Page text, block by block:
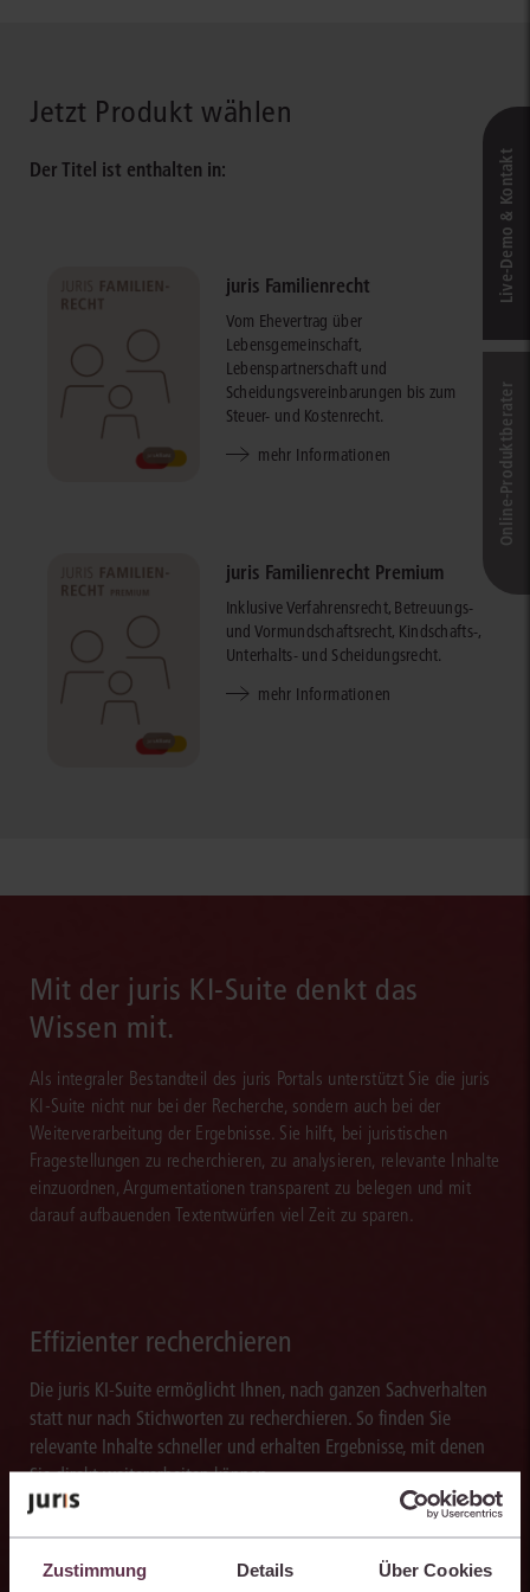
Zustimmung Details Über Cookies
Jetzt Produkt wählen
Der Titel ist enthalten in:
juris Familienrecht
Vom Ehevertrag über
Lebensgemeinschaft,
Lebenspartnerschaft und
Scheidungsvereinbarungen bis zum
Steuer- und Kostenrecht.
mehr Informationen
juris Familienrecht Premium
Inklusive Verfahrensrecht, Betreuungs-
und Vormundschaftsrecht, Kindschafts-,
Unterhalts- und Scheidungsrecht.
mehr Informationen
Mit der juris KI-Suite denkt das
Wissen mit.
Als integraler Bestandteil des juris Portals unterstützt Sie die juris
KI-Suite nicht nur bei der Recherche, sondern auch bei der
Weiterverarbeitung der Ergebnisse. Sie hilft, bei juristischen
Fragestellungen zu recherchieren, zu analysieren, relevante Inhalte
einzuordnen, Argumentationen transparent zu belegen und mit
darauf aufbauenden Textentwürfen viel Zeit zu sparen.
Effizienter recherchieren
Die juris KI-Suite ermöglicht Ihnen, nach ganzen Sachverhalten
statt nur nach Stichworten zu recherchieren. So finden Sie
relevante Inhalte schneller und erhalten Ergebnisse, mit denen
Sie direkt weiterarbeiten können.
Live‑Demo & Kontakt
Online-Produkt­berater